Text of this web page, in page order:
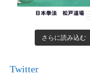
さらに読み込む
Twitter